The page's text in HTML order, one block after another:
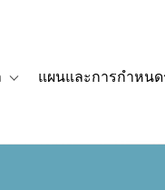
องลูกค้าfor โซลูชัน
แผนและการกำหน